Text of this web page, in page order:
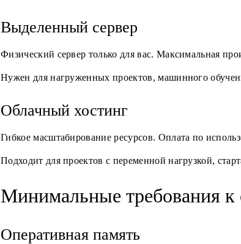
Выделенный сервер
Физический сервер только для вас. Максимальная
Нужен для нагруженных проектов, машинного
Облачный хостинг
Гибкое масштабирование ресурсов. Оплата по
Подходит для проектов с переменной нагрузкой,
Минимальные требования к
Оперативная память